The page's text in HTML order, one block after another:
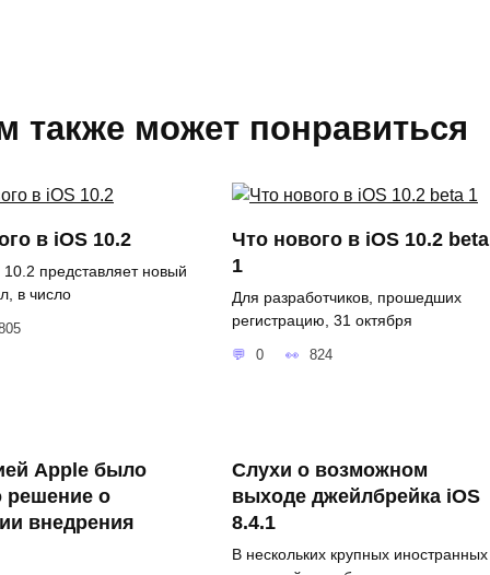
также может понравиться
в iOS 10.2
10.2 представляет новый
в число
Что нового в iOS 10.2 beta
1
Для разработчиков, прошедших
регистрацию, 31 октября
0 824
Apple было
решение о
внедрения
Слухи о возможном
выходе джейлбрейка iOS
8.4.1
В нескольких крупных иностранных